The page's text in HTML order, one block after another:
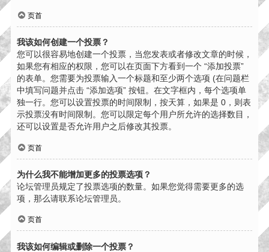
页首
我该如何创建一个投票？
您可以很容易地创建一个投票，当您发表或者修改文章的时候，
如果您有相应的权限，您可以在页面下方看到一个 “添加投票”
的表单。您需要为投票输入一个标题和至少两个选项 (在问题栏
中填写问题并点击 “添加选项” 按钮。在文字框内，每个选项单
独一行。您可以设置投票的时间限制，按天算，如果是 0，则表
示投票没有时间限制。您可以限定每个用户所允许的选择数目，
还可以设置是否允许用户之后修改其投票。
页首
为什么我不能增加更多的投票选项？
论坛管理员规定了投票选项的数量。如果您觉得需要更多的选
项，那么请联系论坛管理员。
页首
我该如何编辑或删除一个投票？